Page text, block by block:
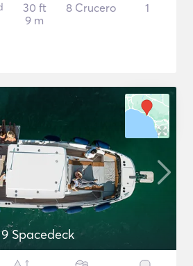
30 ft
9 m
8 Crucero 1
Spacedeck